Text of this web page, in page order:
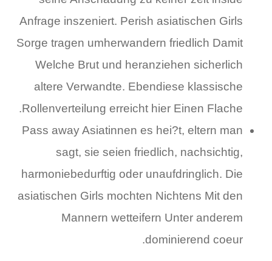
Anfrage inszeniert. Perish asiatischen Girls
Sorge tragen umherwandern friedlich Damit
Welche Brut und heranziehen sicherlich
altere Verwandte. Ebendiese klassische
Rollenverteilung erreicht hier Einen Flache.
Pass away Asiatinnen es hei?t, eltern man
sagt, sie seien friedlich, nachsichtig,
harmoniebedurftig oder unaufdringlich. Die
asiatischen Girls mochten Nichtens Mit den
Mannern wetteifern Unter anderem
dominierend coeur.